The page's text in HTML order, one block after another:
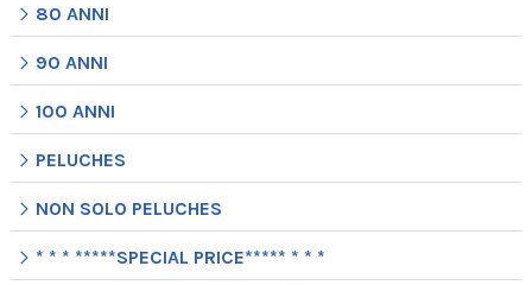
80 ANNI
90 ANNI
100 ANNI
PELUCHES
NON SOLO PELUCHES
* * * *****SPECIAL PRICE***** * * *